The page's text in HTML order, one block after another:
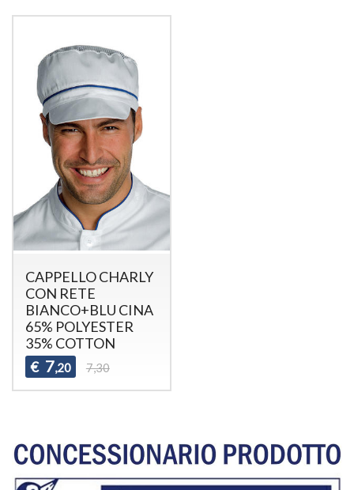
CAPPELLO CHARLY
CON RETE
BIANCO+BLU CINA
65% POLYESTER
35% COTTON
€ 7,20 7,30